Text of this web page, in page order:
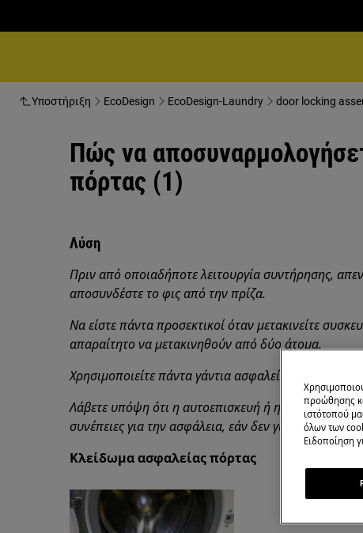
Υποστήριξη EcoDesign EcoDesign-Laundry door locking
Πώς να
πόρτας (1)
Λύση
Πριν από οποιαδήποτε λειτουργία συντήρησης,
αποσυνδέστε το φις από την πρίζα.
Να είστε πάντα προσεκτικοί όταν μετακινείτε
απαραίτητο να μετακινηθούν από δύο άτομα.
Χρησιμοποιείτε πάντα γάντια ασφαλείας και κλειστά
Λάβετε υπόψη ότι η αυτοεπισκευή ή η μη
συνέπειες για την ασφάλεια, εάν δεν γίνει σωστά
Κλείδωμα ασφαλείας πόρτας
προώθησης
ιστότοπού
όλων των
Ειδοποίηση